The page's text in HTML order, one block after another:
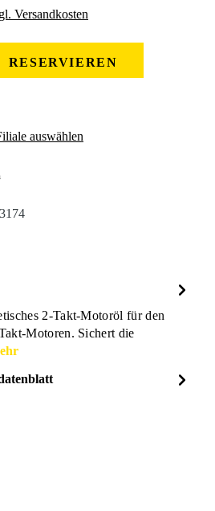
Versandkosten
RESERVIEREN
auswählen
2-Takt-Motoröl für den
Motoren. Sichert die